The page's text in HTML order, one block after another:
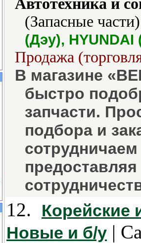
Автотехника и
(Запасные
(Дэу),
Продажа
В магазине
быстро
запчасти.
подбора и
12.
Корейские
Новые и б/у |